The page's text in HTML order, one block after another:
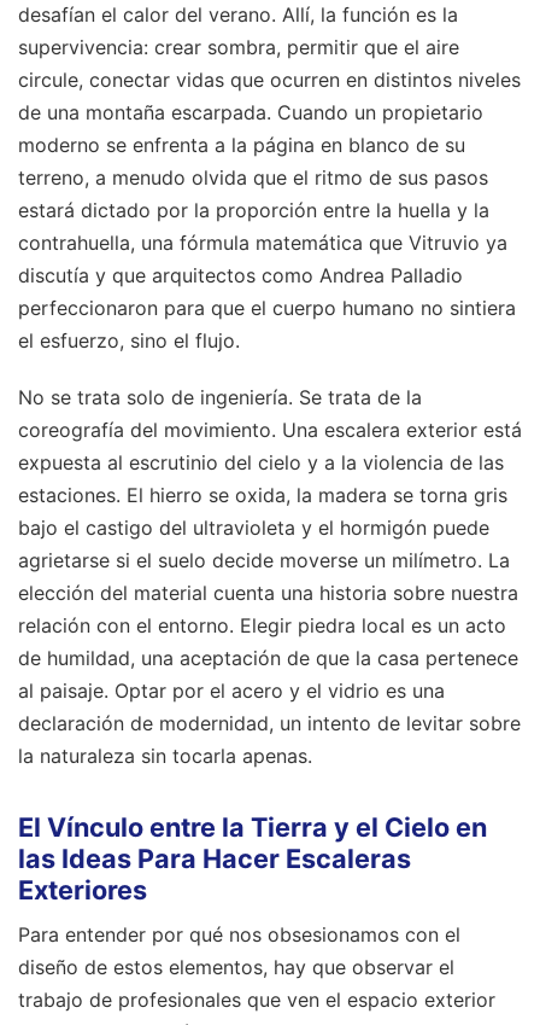
desafían el calor del verano. Allí, la función es la
supervivencia: crear sombra, permitir que el aire
circule, conectar vidas que ocurren en distintos niveles
de una montaña escarpada. Cuando un propietario
moderno se enfrenta a la página en blanco de su
terreno, a menudo olvida que el ritmo de sus pasos
estará dictado por la proporción entre la huella y la
contrahuella, una fórmula matemática que Vitruvio ya
discutía y que arquitectos como Andrea Palladio
perfeccionaron para que el cuerpo humano no sintiera
el esfuerzo, sino el flujo.
No se trata solo de ingeniería. Se trata de la
coreografía del movimiento. Una escalera exterior está
expuesta al escrutinio del cielo y a la violencia de las
estaciones. El hierro se oxida, la madera se torna gris
bajo el castigo del ultravioleta y el hormigón puede
agrietarse si el suelo decide moverse un milímetro. La
elección del material cuenta una historia sobre nuestra
relación con el entorno. Elegir piedra local es un acto
de humildad, una aceptación de que la casa pertenece
al paisaje. Optar por el acero y el vidrio es una
declaración de modernidad, un intento de levitar sobre
la naturaleza sin tocarla apenas.
El Vínculo entre la Tierra y el Cielo en
las Ideas Para Hacer Escaleras
Exteriores
Para entender por qué nos obsesionamos con el
diseño de estos elementos, hay que observar el
trabajo de profesionales que ven el espacio exterior